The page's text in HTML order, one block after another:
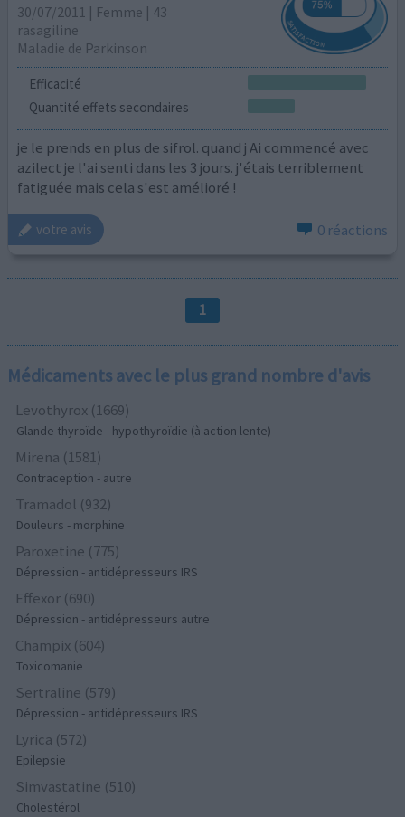
30/07/2011 | Femme | 43
rasagiline
Maladie de Parkinson
Efficacité
Quantité effets secondaires
je le prends en plus de sifrol. quand j Ai commencé avec
azilect je l'ai senti dans les 3 jours. j'étais terriblement
fatiguée mais cela s'est amélioré !
votre avis 0 réactions
1
Médicaments avec le plus grand nombre d'avis
Levothyrox (1669)
Glande thyroïde - hypothyroïdie (à action lente)
Mirena (1581)
Contraception - autre
Tramadol (932)
Douleurs - morphine
Paroxetine (775)
Dépression - antidépresseurs IRS
Effexor (690)
Dépression - antidépresseurs autre
Champix (604)
Toxicomanie
Sertraline (579)
Dépression - antidépresseurs IRS
Lyrica (572)
Epilepsie
Simvastatine (510)
Cholestérol